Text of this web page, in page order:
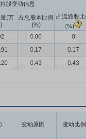
持股变动信息
(万
占总股本比例
(%)
占流通股
(%)
0.00
0
0.17
0.17
0.43 0.43
变动原因 变动比